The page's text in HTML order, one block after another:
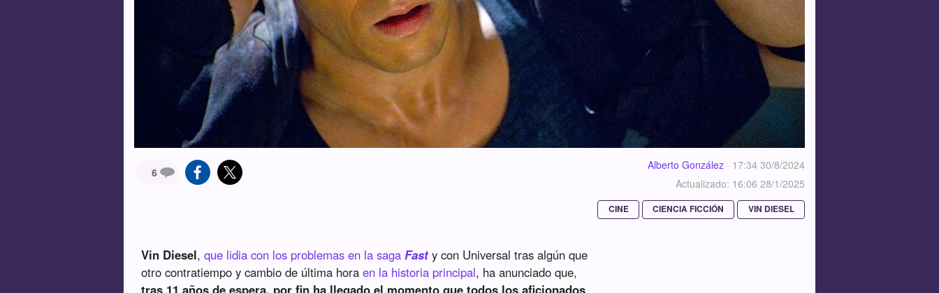
6
Alberto González · 17:34 30/8/2024
Actualizado: 16:06 28/1/2025
CINE CIENCIA FICCIÓN VIN DIESEL
Vin Diesel,que lidia con los problemas en la sagaFasty con Universal tras algún que
otro contratiempo y cambio de última horaen la historia principal, ha anunciado que,